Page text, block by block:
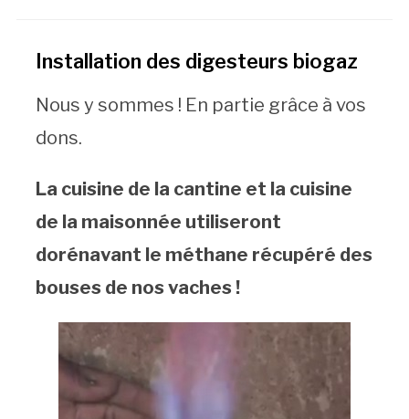
Installation des digesteurs biogaz
Nous y sommes ! En partie grâce à vos
dons.
La cuisine de la cantine et la cuisine
de la maisonnée utiliseront
dorénavant le méthane récupéré des
bouses de nos vaches !